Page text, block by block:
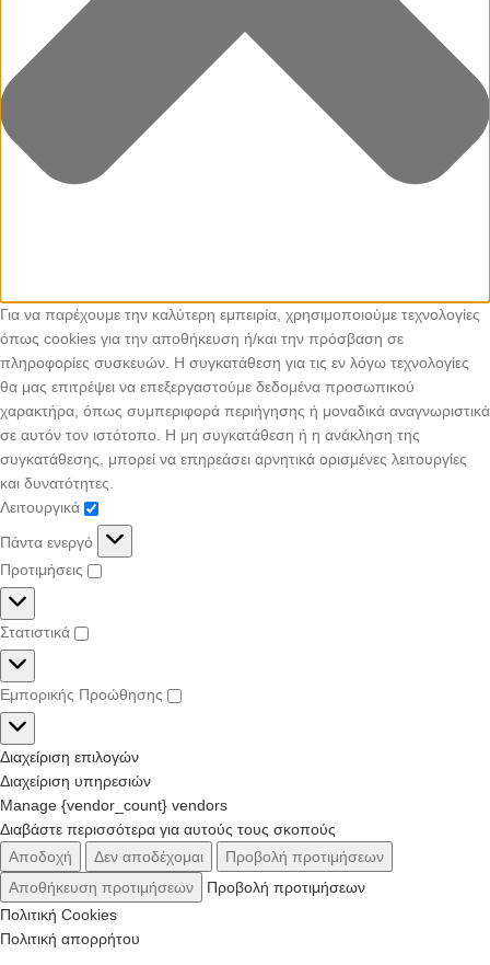
Για να παρέχουμε την καλύτερη εμπειρία, χρησιμοποιούμε τεχνολογίες
όπως cookies για την αποθήκευση ή/και την πρόσβαση σε
πληροφορίες συσκευών. Η συγκατάθεση για τις εν λόγω τεχνολογίες
θα μας επιτρέψει να επεξεργαστούμε δεδομένα προσωπικού
χαρακτήρα, όπως συμπεριφορά περιήγησης ή μοναδικά αναγνωριστικά
σε αυτόν τον ιστότοπο. Η μη συγκατάθεση ή η ανάκληση της
συγκατάθεσης, μπορεί να επηρεάσει αρνητικά ορισμένες λειτουργίες
και δυνατότητες.
Λειτουργικά
Πάντα ενεργό
Προτιμήσεις
Στατιστικά
Εμπορικής Προώθησης
Διαχείριση επιλογών
Διαχείριση υπηρεσιών
Manage {vendor_count} vendors
Διαβάστε περισσότερα για αυτούς τους σκοπούς
Αποδοχή
Δεν αποδέχομαι
Προβολή προτιμήσεων
Αποθήκευση προτιμήσεων
Προβολή προτιμήσεων
Πολιτική Cookies
Πολιτική απορρήτου